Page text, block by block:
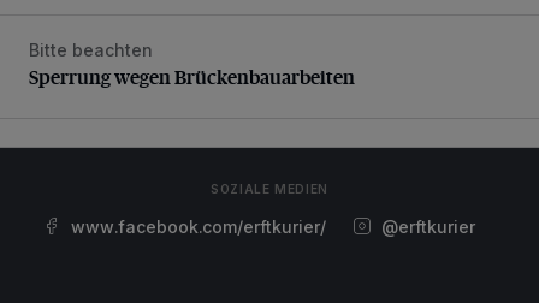
Sperrung wegen Brückenbauarbeiten
Bitte beachten
Sperrung wegen Brückenbauarbeiten
SOZIALE MEDIEN
www.facebook.com/erftkurier/ @erftkurier